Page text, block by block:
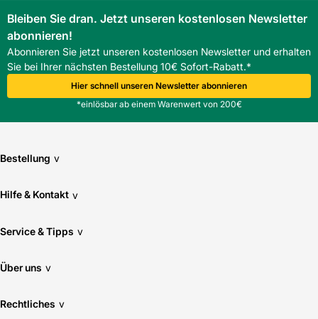
Bleiben Sie dran. Jetzt unseren kostenlosen Newsletter
abonnieren!
Abonnieren Sie jetzt unseren kostenlosen Newsletter und erhalten
Sie bei Ihrer nächsten Bestellung 10€ Sofort-Rabatt.*
Hier schnell unseren Newsletter abonnieren
*einlösbar ab einem Warenwert von 200€
Bestellung v
Hilfe & Kontakt v
Service & Tipps v
Über uns v
Rechtliches v